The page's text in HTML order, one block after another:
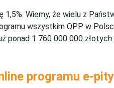
Wiemy, że wielu z
wszystkim OPP w
ponad 1 760 000 000
programu e-pity